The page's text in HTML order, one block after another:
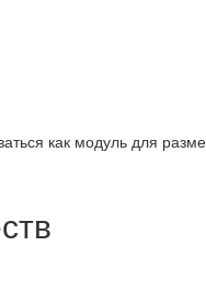
как модуль для